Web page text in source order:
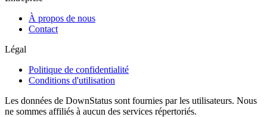
À propos de nous
Contact
Légal
Politique de confidentialité
Conditions d'utilisation
Les données de DownStatus sont fournies par les utilisateurs. Nous
ne sommes affiliés à aucun des services répertoriés.